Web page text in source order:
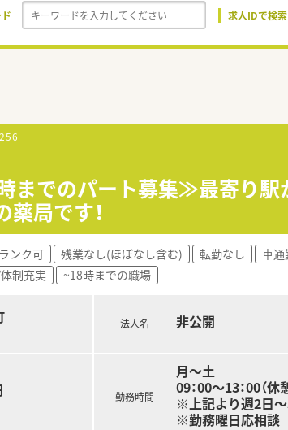
求人IDで検索
までのパート募集≫最寄り
局です！
ンク可 残業なし(ほぼなし含む) 転勤なし 車通
制充実 ~18時までの職場
法人名 非公開
勤務時間
月～土
09：00～13：00（休
※上記より週2日
※勤務曜日応相談